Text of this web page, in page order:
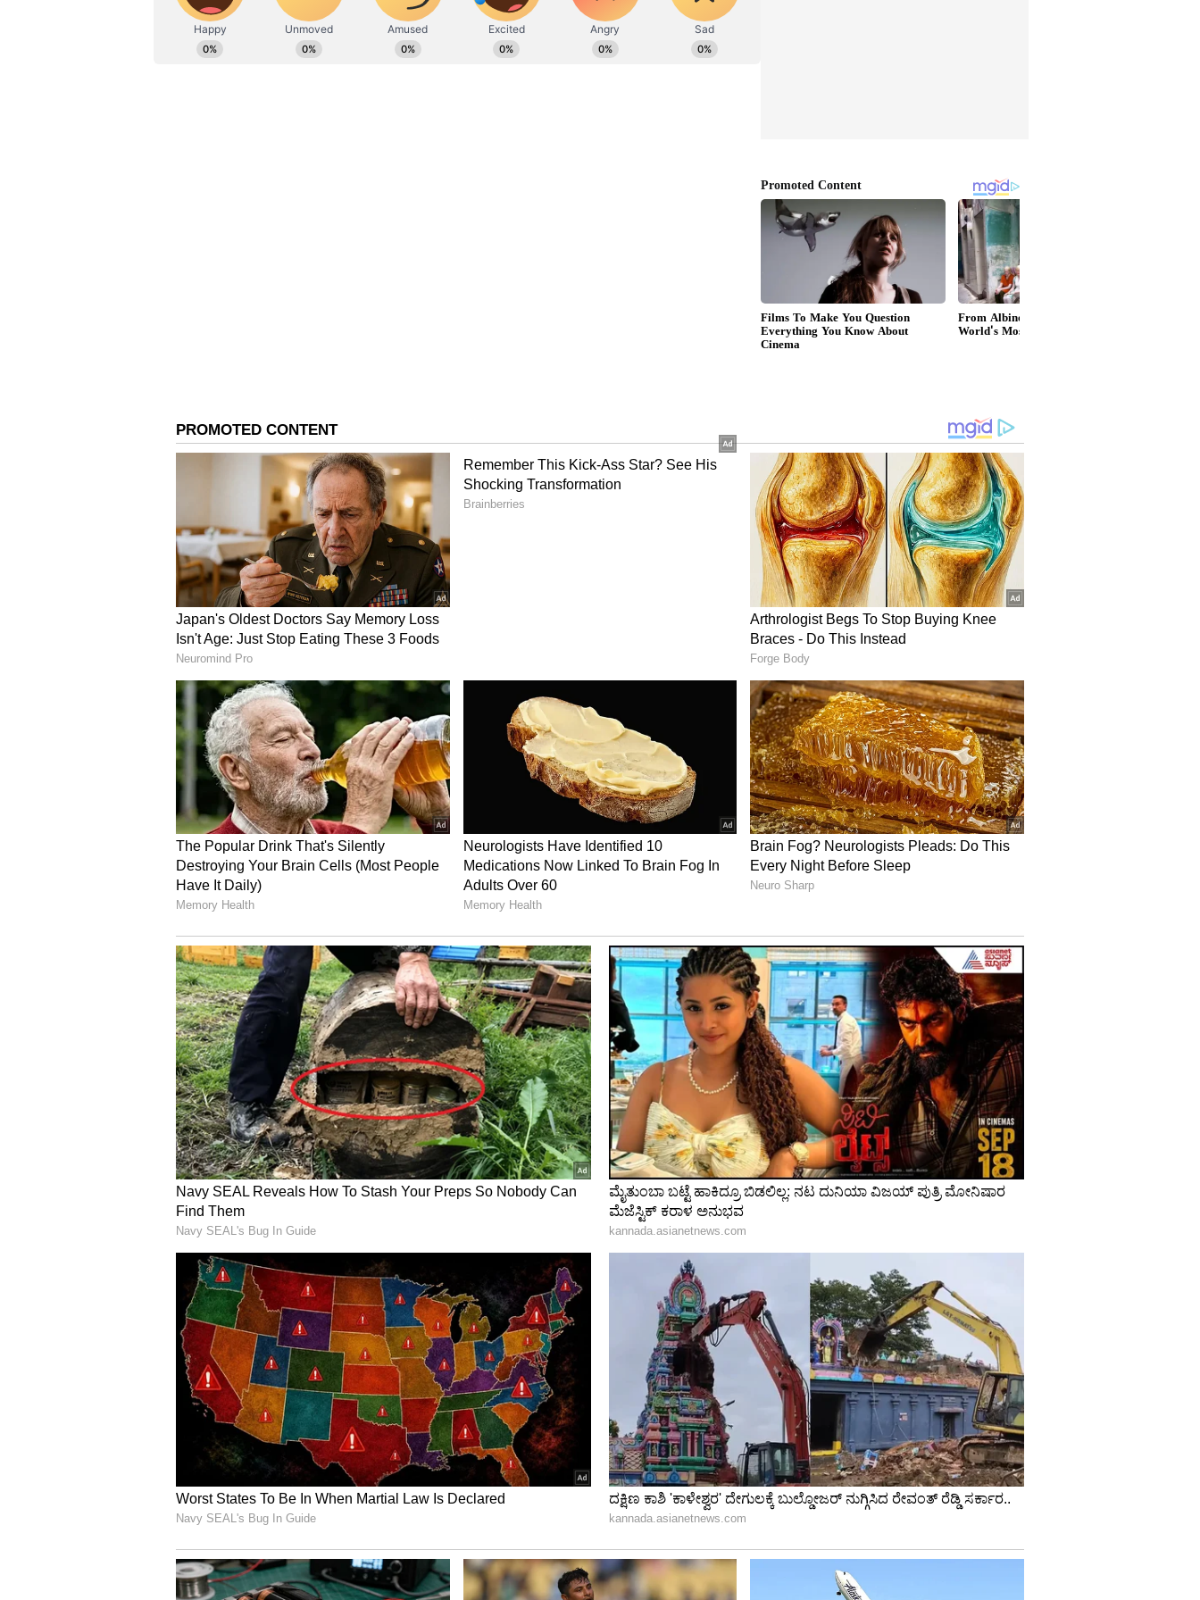
ಕರ್ನಾಟಕದ ಜಿಲ್ಲೆಗಳಲ್ಲಿ ಇಂದಿನ ಪೆಟ್ರೋಲ್ ದರಗಳು:
ಚಿತ್ರದುರ್ಗ - ರೂ. 100.63
ದಕ್ಷಿಣ ಕನ್ನಡ - ರೂ. 99.38
ದಾವಣಗೆರೆ - ರೂ. 101.04
ಧಾರವಾಡ - ರೂ. 99.61
ಗದಗ - ರೂ. 100.28
ಕಲಬುರಗಿ - ರೂ. 99.61
ಹಾಸನ - ರೂ. 99.57
ಹಾವೇರಿ - ರೂ. 100.31
ಕೊಡಗು - ರೂ. 100.91
ಕೋಲಾರ - ರೂ. 99.71
ಕೊಪ್ಪಳ - ರೂ. 100.76
ಮಂಡ್ಯ - ರೂ.99.84
ಮೈಸೂರು - ರೂ. 99.40
ರಾಯಚೂರು - ರೂ. 99.74
ಶಿವಮೊಗ್ಗ - ರೂ. 100.49
ತುಮಕೂರು - ರೂ. 100.72
ಉಡುಪಿ - ರೂ. 99.71
ಉತ್ತರ ಕನ್ನಡ - ರೂ. 101.69
ಯಾದಗಿರಿ - ರೂ. 100.33
ಕರ್ನಾಟಕದ ಜಿಲ್ಲೆಗಳಲ್ಲಿ ಡಿಸೇಲ್ ದರ
ಬಾಗಲಕೋಟೆ - 86.45
ಬೆಂಗಳೂರು - 85.93
ಬೆಂಗಳೂರು ಗ್ರಾಮಾಂತರ - 85.62
ಬೆಳಗಾವಿ - 86.33
ಬಳ್ಳಾರಿ - 87.46
ಬೀದರ್ - 86.27
ವಿಜಯಪುರ - 86.23
ಚಾಮರಾಜನಗರ - 86.08
ಚಿಕ್ಕಬಳ್ಳಾಪುರ - 85.71
ಚಿಕ್ಕಮಗಳೂರು - 87.84
ಚಿತ್ರದುರ್ಗ - 86.55
ದಕ್ಷಿಣ ಕನ್ನಡ - 85.48